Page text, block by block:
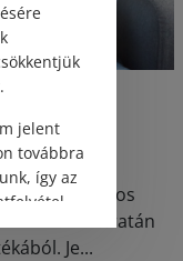
hogy a
Bizonyos
örökös akaratán
Je...
jelent
továbbra
így az